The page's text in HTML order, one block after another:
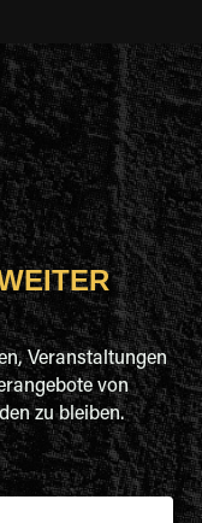
Veranstaltungen
von
zu bleiben.